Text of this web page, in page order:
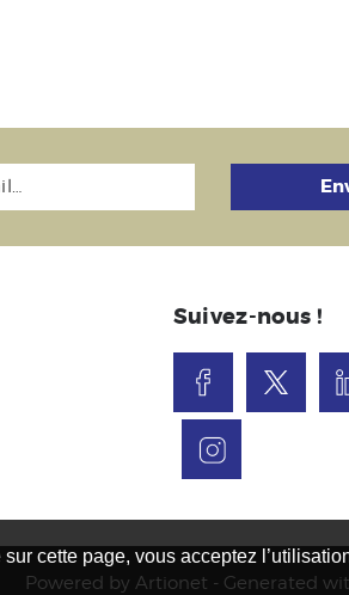
Suivez-nous !
Powered by Artionet - Generated
cette page, vous acceptez